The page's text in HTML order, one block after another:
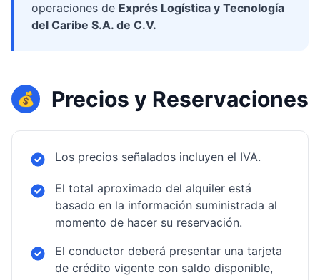
operaciones de Exprés Logística y Tecnología
del Caribe S.A. de C.V.
💰 Precios y Reservaciones
Los precios señalados incluyen el IVA.
El total aproximado del alquiler está
basado en la información suministrada al
momento de hacer su reservación.
El conductor deberá presentar una tarjeta
de crédito vigente con saldo disponible,